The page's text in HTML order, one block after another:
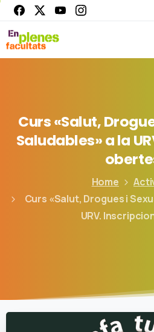
Curs«Salut,
Saludables»ala
Home
Curs «Salut, Drogues i
URV.